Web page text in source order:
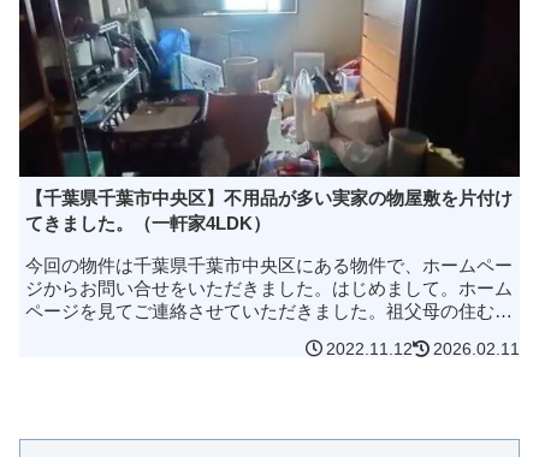
【千葉県千葉市中央区】不用品が多い実家の物屋敷を片付け
てきました。（一軒家4LDK）
今回の物件は千葉県千葉市中央区にある物件で、ホームペー
ジからお問い合せをいただきました。はじめまして。ホーム
ページを見てご連絡させていただきました。祖父母の住む家
2022.11.12 2026.02.11